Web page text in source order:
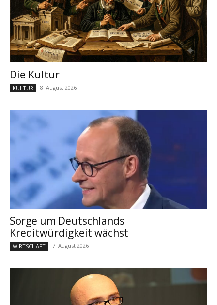
Die Kultur
KULTUR 8. August 2026
Sorge um Deutschlands
Kreditwürdigkeit wächst
WIRTSCHAFT 7. August 2026